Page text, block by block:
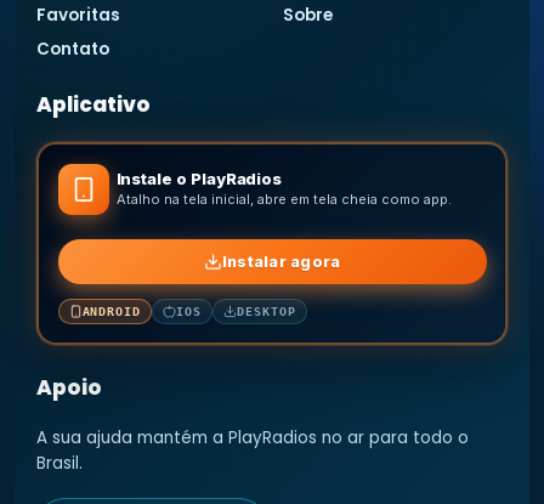
Favoritas
Sobre
Contato
Aplicativo
Instale o PlayRadios
Atalho na tela inicial, abre em tela cheia como app.
Instalar agora
ANDROID IOS DESKTOP
Apoio
A sua ajuda mantém a PlayRadios no ar para todo o
Brasil.